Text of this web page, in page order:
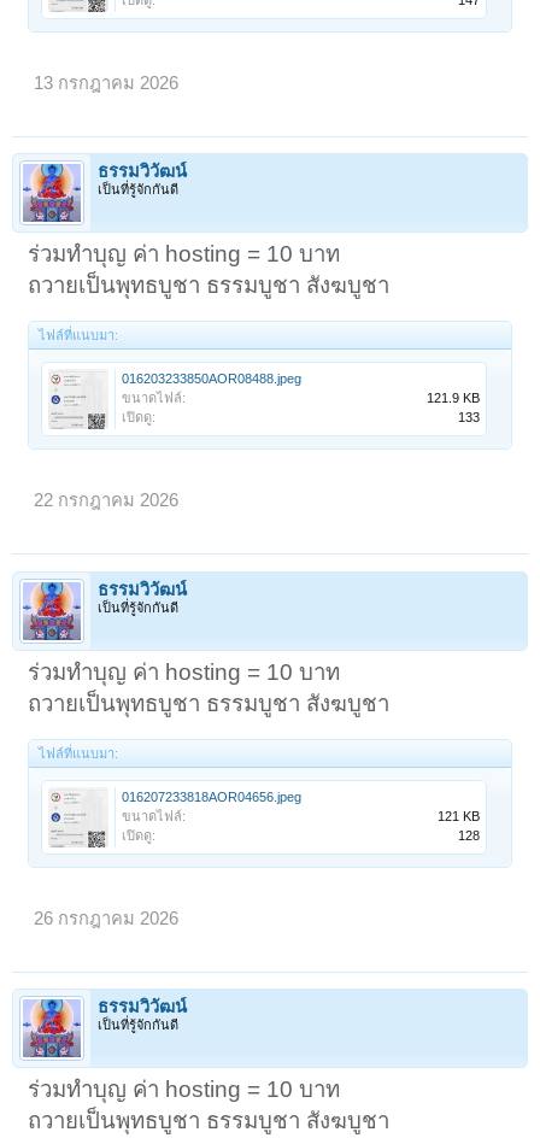
13 กรกฎาคม 2026
ธรรมวิวัฒน์
เป็นที่รู้จักกันดี
ร่วมทำบุญ ค่า hosting = 10 บาท
ถวายเป็นพุทธบูชา ธรรมบูชา สังฆบูชา
ไฟล์ที่แนบมา:
016203233850AOR08488.jpeg
ขนาดไฟล์:
121.9 KB
เปิดดู:
133
22 กรกฎาคม 2026
ธรรมวิวัฒน์
เป็นที่รู้จักกันดี
ร่วมทำบุญ ค่า hosting = 10 บาท
ถวายเป็นพุทธบูชา ธรรมบูชา สังฆบูชา
ไฟล์ที่แนบมา:
016207233818AOR04656.jpeg
ขนาดไฟล์:
121 KB
เปิดดู:
128
26 กรกฎาคม 2026
ธรรมวิวัฒน์
เป็นที่รู้จักกันดี
ร่วมทำบุญ ค่า hosting = 10 บาท
ถวายเป็นพุทธบูชา ธรรมบูชา สังฆบูชา